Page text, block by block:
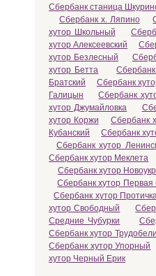
Сбербанк станица
Сбербанк х. Ляпино
хутор Школьный
хутор Алексеевский
хутор Безлесный
хутор Бетта
Братский
Сбербанк
Галицын
Сбербанк
хутор Джумайловка
хутор Коржи
Сбербанк
Кубанский
Сбербанк
Сбербанк хутор
Сбербанк хутор Меклета
Сбербанк хутор
Сбербанк хутор
Сбербанк хутор
хутор Свободный
Средние Чубурки
Сбербанк хутор
Сбербанк хутор Упорный
хутор Черный Ерик